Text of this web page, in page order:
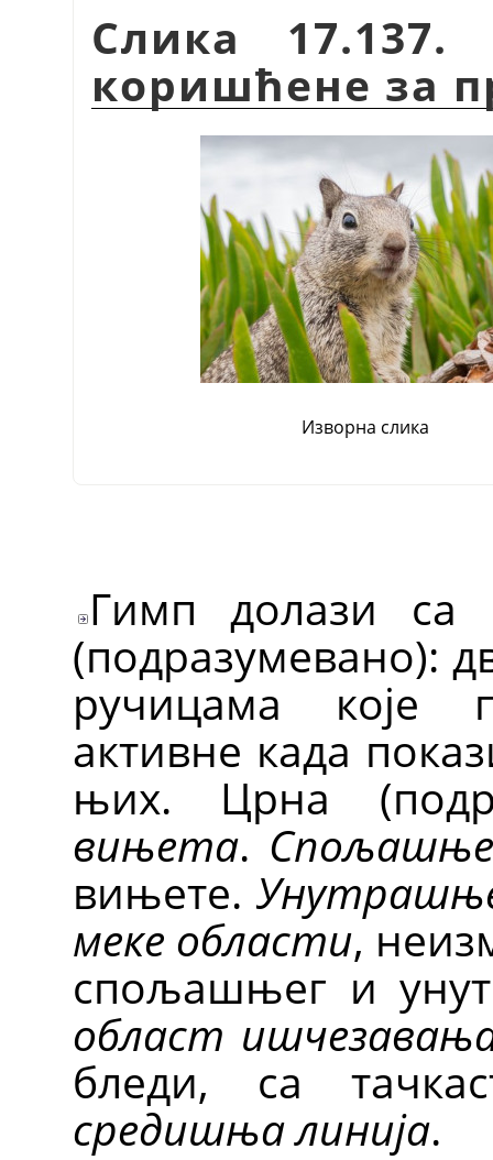
Слика 17.137.
коришћене за
Изворна слика
Гимп долази са
(подразумевано):
ручицама које
активне када
њих. Црна
вињета.
вињете.
меке области,
спољашњег и
област
бледи, са
средишња линија.